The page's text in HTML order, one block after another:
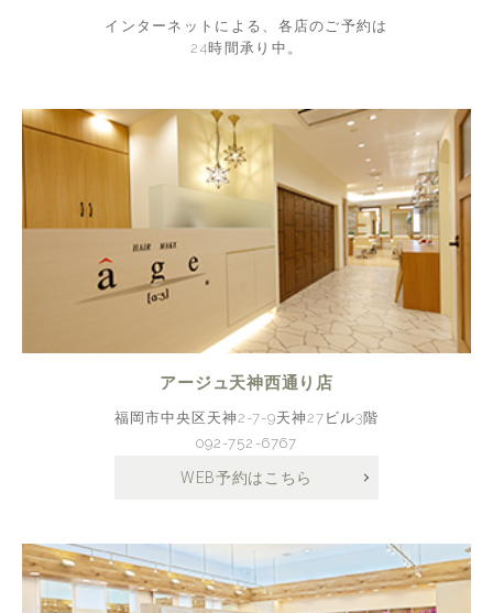
インターネットによる、各店のご予約は
24時間承り中。
アージュ天神西通り店
福岡市中央区天神2-7-9天神27ビル3階
092-752-6767
WEB予約はこちら